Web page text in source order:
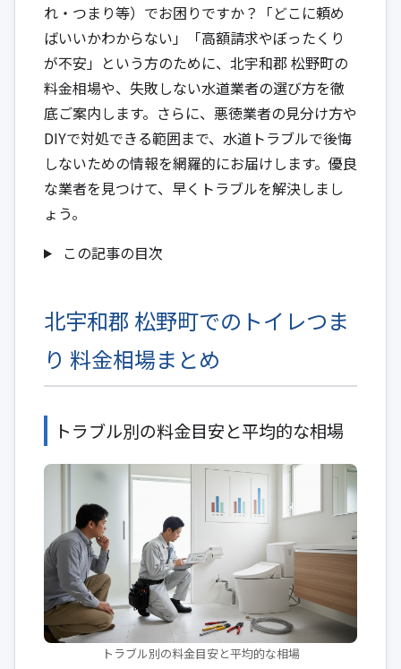
れ・つまり等）でお困りですか？「どこに頼め
ばいいかわからない」「高額請求やぼったくり
が不安」という方のために、北宇和郡 松野町の
料金相場や、失敗しない水道業者の選び方を徹
底ご案内します。さらに、悪徳業者の見分け方や
DIYで対処できる範囲まで、水道トラブルで後悔
しないための情報を網羅的にお届けします。優良
な業者を見つけて、早くトラブルを解決しまし
ょう。
この記事の目次
北宇和郡 松野町でのトイレつま
り 料金相場まとめ
トラブル別の料金目安と平均的な相場
トラブル別の料金目安と平均的な相場